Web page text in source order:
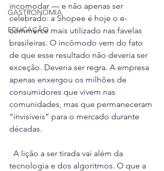
GASTRONOMIA
EDUCAÇÃO
incomodar — e não apenas ser
celebrado: a Shopee é hoje o e-
commerce mais utilizado nas favelas
brasileiras. O incômodo vem do fato
de que esse resultado não deveria ser
exceção. Deveria ser regra. A empresa
apenas enxergou os milhões de
consumidores que vivem nas
comunidades, mas que permaneceram
“invisíveis” para o mercado durante
décadas.
A lição a ser tirada vai além da
tecnologia e dos algoritmos. O que a